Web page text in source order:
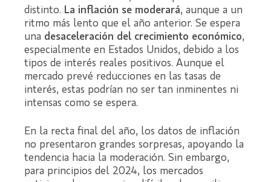
distinto. La inflación se moderará, aunque a un
ritmo más lento que el año anterior. Se espera
una desaceleración del crecimiento económico,
especialmente en Estados Unidos, debido a los
tipos de interés reales positivos. Aunque el
mercado prevé reducciones en las tasas de
interés, estas podrían no ser tan inminentes ni
intensas como se espera.
En la recta final del año, los datos de inflación
no presentaron grandes sorpresas, apoyando la
tendencia hacia la moderación. Sin embargo,
para principios del 2024, los mercados